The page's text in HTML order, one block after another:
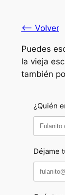
contenido
<— Volver
Puedes
la vieja
también
¿Quién
Déjame